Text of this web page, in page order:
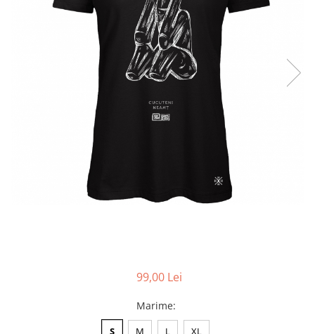
Șepci și căciuli
Simboluri tradiționale
Tricouri cu mesaje de bine
Tricouri de poveste
Colecții speciale
99,00 Lei
Marime: